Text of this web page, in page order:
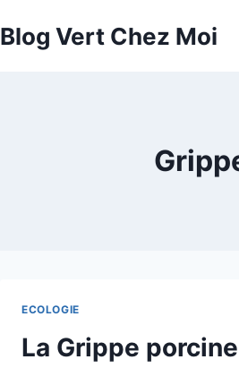
au
Blog Vert Chez Moi
ECOLOGIE
La Grippe